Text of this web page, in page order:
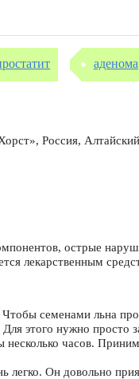
аденома
Россия, Алтайский
острые
лекарственным
Чтобы семенами льна
этого нужно просто
несколько часов.
легко. Он довольно